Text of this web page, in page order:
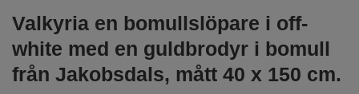
Valkyria en bomullslöpare i off-
white med en guldbrodyr i bomull
från Jakobsdals, mått 40 x 150 cm.